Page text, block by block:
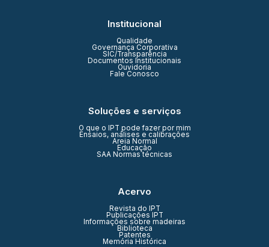
Institucional
Qualidade
Governança Corporativa
SIC/Transparência
Documentos Institucionais
Ouvidoria
Fale Conosco
Soluções e serviços
O que o IPT pode fazer por mim
Ensaios, análises e calibrações
Areia Normal
Educação
SAA Normas técnicas
Acervo
Revista do IPT
Publicações IPT
Informações sobre madeiras
Biblioteca
Patentes
Memória Histórica